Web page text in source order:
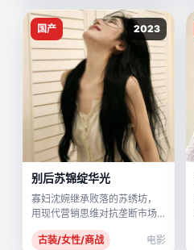
2023
国产
别后苏锦绽华光
寡妇沈婉继承败落的苏绣坊，
用现代营销思维对抗垄断市场
的织造局，却发现自己前夫根
本没死。
古装/女性/商战 电影